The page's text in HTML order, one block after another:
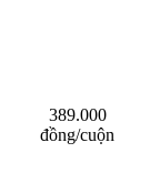
389.000
đồng/cuộn